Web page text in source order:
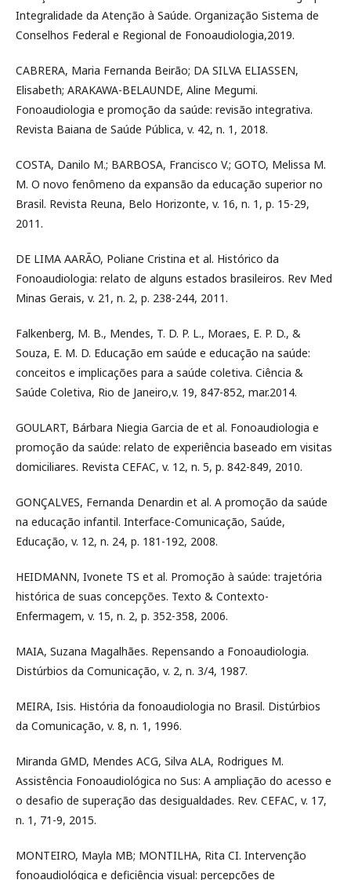
Integralidade da Atenção à Saúde. Organização Sistema de
Conselhos Federal e Regional de Fonoaudiologia,2019.
CABRERA, Maria Fernanda Beirão; DA SILVA ELIASSEN,
Elisabeth; ARAKAWA-BELAUNDE, Aline Megumi.
Fonoaudiologia e promoção da saúde: revisão integrativa.
Revista Baiana de Saúde Pública, v. 42, n. 1, 2018.
COSTA, Danilo M.; BARBOSA, Francisco V.; GOTO, Melissa M.
M. O novo fenômeno da expansão da educação superior no
Brasil. Revista Reuna, Belo Horizonte, v. 16, n. 1, p. 15-29,
2011.
DE LIMA AARÃO, Poliane Cristina et al. Histórico da
Fonoaudiologia: relato de alguns estados brasileiros. Rev Med
Minas Gerais, v. 21, n. 2, p. 238-244, 2011.
Falkenberg, M. B., Mendes, T. D. P. L., Moraes, E. P. D., &
Souza, E. M. D. Educação em saúde e educação na saúde:
conceitos e implicações para a saúde coletiva. Ciência &
Saúde Coletiva, Rio de Janeiro,v. 19, 847-852, mar.2014.
GOULART, Bárbara Niegia Garcia de et al. Fonoaudiologia e
promoção da saúde: relato de experiência baseado em visitas
domiciliares. Revista CEFAC, v. 12, n. 5, p. 842-849, 2010.
GONÇALVES, Fernanda Denardin et al. A promoção da saúde
na educação infantil. Interface-Comunicação, Saúde,
Educação, v. 12, n. 24, p. 181-192, 2008.
HEIDMANN, Ivonete TS et al. Promoção à saúde: trajetória
histórica de suas concepções. Texto & Contexto-
Enfermagem, v. 15, n. 2, p. 352-358, 2006.
MAIA, Suzana Magalhães. Repensando a Fonoaudiologia.
Distúrbios da Comunicação, v. 2, n. 3/4, 1987.
MEIRA, Isis. História da fonoaudiologia no Brasil. Distúrbios
da Comunicação, v. 8, n. 1, 1996.
Miranda GMD, Mendes ACG, Silva ALA, Rodrigues M.
Assistência Fonoaudiológica no Sus: A ampliação do acesso e
o desafio de superação das desigualdades. Rev. CEFAC, v. 17,
n. 1, 71-9, 2015.
MONTEIRO, Mayla MB; MONTILHA, Rita CI. Intervenção
fonoaudiológica e deficiência visual: percepções de